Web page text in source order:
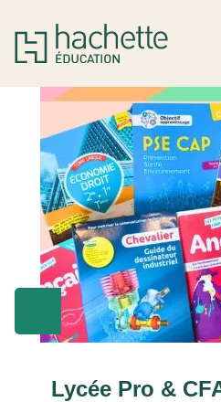
MENU RECHERCHE
PIED DE PAGE
Lycée Pro &